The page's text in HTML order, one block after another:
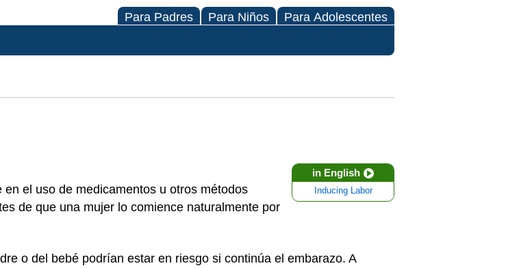
Para Padres Para Niños Para Adolescentes
in English
Inducing Labor
en el uso de medicamentos u otros métodos
de que una mujer lo comience naturalmente por
o del bebé podrían estar en riesgo si continúa el embarazo. A